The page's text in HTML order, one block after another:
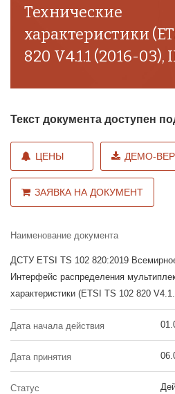
Технические
характеристики
820 V4.1.1 (2016-03),
Текст документа доступен
ЦЕНЫ ДЕМО-
ЗАЯВКА НА ДОКУМЕНТ
Наименование документа
ДСТУ ETSI TS 102 820:2019
Интерфейс распределения
характеристики (ETSI TS 102 820
Дата начала действия
Дата принятия
Статус